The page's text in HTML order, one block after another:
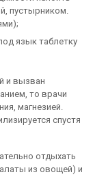
пустырником.
язык таблетку
и вызван
то врачи
магнезией.
спустя
отдыхать
из овощей) и